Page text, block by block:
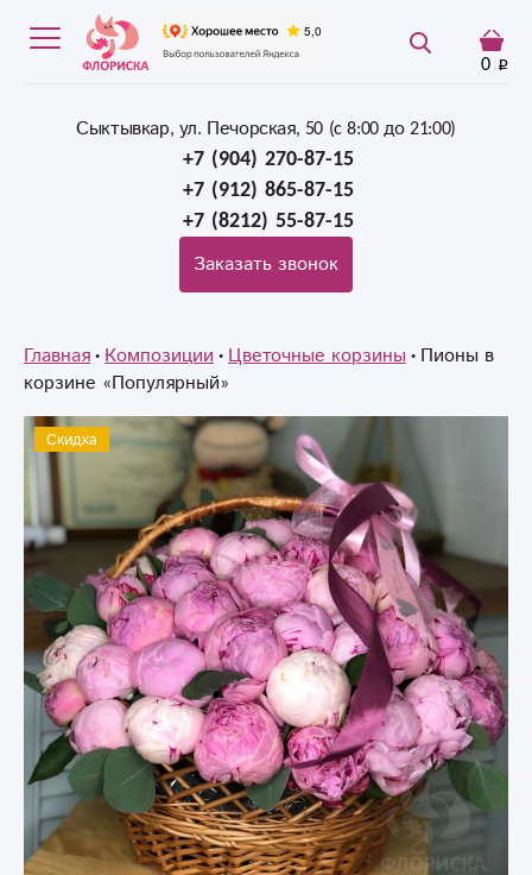
0
Сыктывкар, ул. Печорская, 50 (c 8:00 до 21:00)
+7 (904) 270-87-15
+7 (912) 865-87-15
+7 (8212) 55-87-15
Заказать звонок
Главная Композиции Цветочные корзины Пионы в
корзине «Популярный»
Скидка